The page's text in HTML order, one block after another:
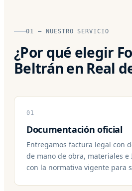
01 — NUESTRO SERVICIO
¿Por qué elegir
Beltrán en Real
01
Documentación oficial
Entregamos factura legal con
de mano de obra, materiales e
con la normativa vigente para